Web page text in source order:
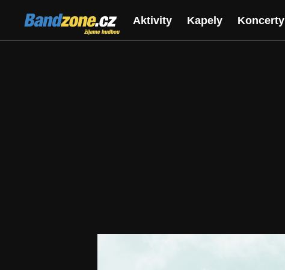
Bandzone.cz
žijeme hudbou
Aktivity Kapely Koncerty